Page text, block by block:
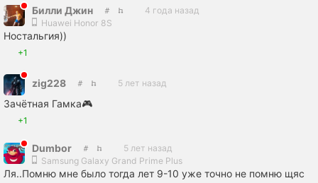
Билли Джин
4 года назад
Huawei Honor 8S
Ностальгия))
+1
zig228 5 лет назад
Зачётная Гамка🎮
+1
Dumbor
5 лет назад
Samsung Galaxy Grand Prime Plus
Ля..Помню мне было тогда лет 9-10 уже точно не помню щяс